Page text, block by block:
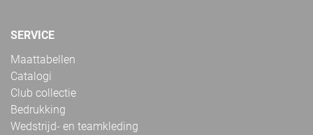
SERVICE
Maattabellen
Catalogi
Club collectie
Bedrukking
Wedstrijd- en teamkleding